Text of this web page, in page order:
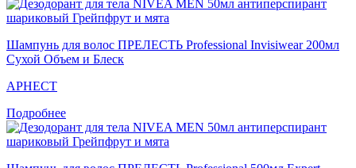
Шампунь для волос ПРЕЛЕСТЬ Professional Invisiwear 200мл
Сухой Объем и Блеск
АРНЕСТ
Подробнее